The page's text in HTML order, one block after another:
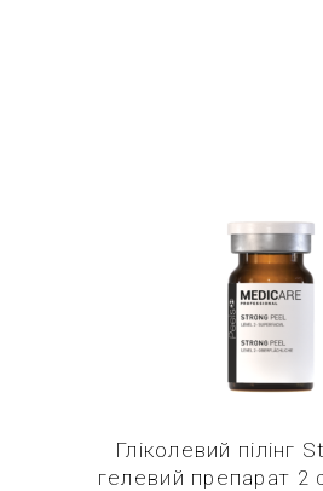
Купити в 1
Гліколевий пілінг
гелевий препарат 2